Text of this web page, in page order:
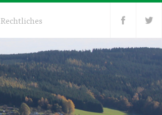
Rechtliches